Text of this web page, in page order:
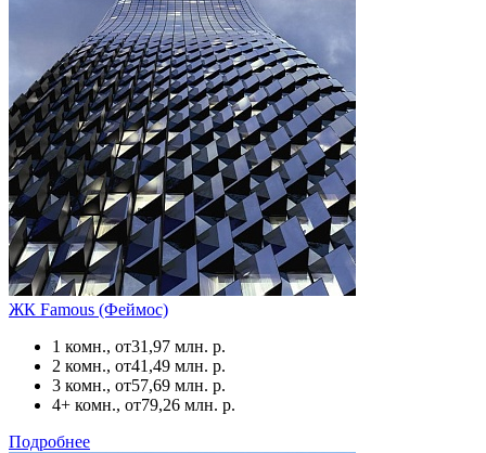
ЖК Famous (Феймос)
1 комн., от31,97 млн. р.
2 комн., от41,49 млн. р.
3 комн., от57,69 млн. р.
4+ комн., от79,26 млн. р.
Подробнее